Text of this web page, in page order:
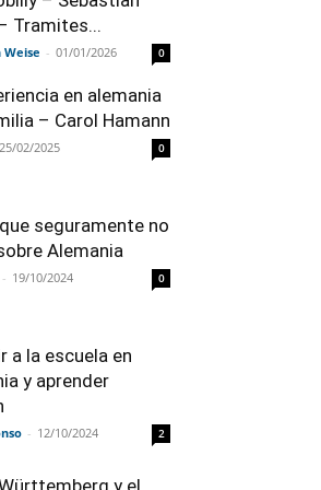
Tramites...
Weise - 01/01/2026 0
en alemania
– Carol Hamann
25/02/2025 0
seguramente no
Alemania
- 19/10/2024 0
a la escuela en
y aprender
- 12/10/2024 2
y el